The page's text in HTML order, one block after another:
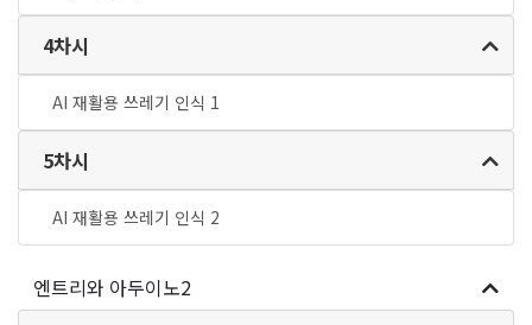
4차시
AI 재활용 쓰레기 인식 1
5차시
AI 재활용 쓰레기 인식 2
엔트리와 아두이노2